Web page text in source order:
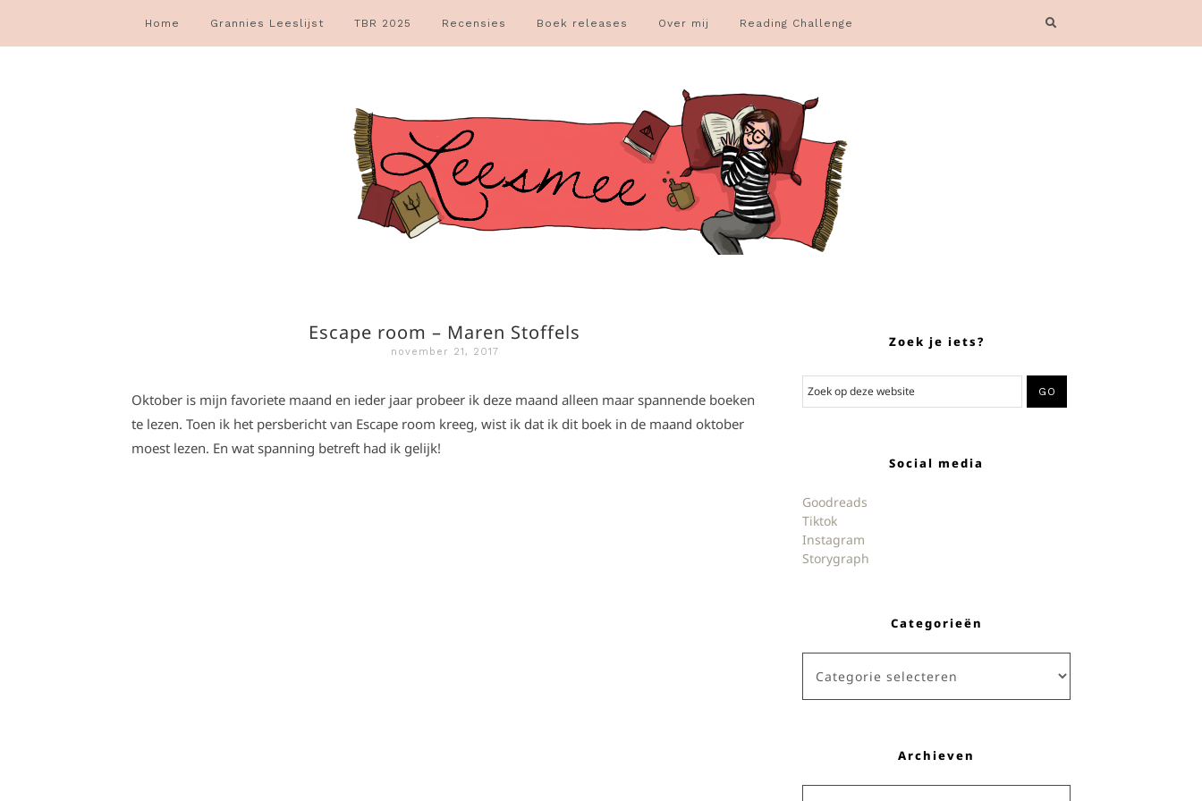
Home Grannies Leeslijst TBR 2025 Recensies Boek releases Over mij Reading Challenge
Escape room – Maren Stoffels
november 21, 2017
Oktober is mijn favoriete maand en ieder jaar probeer ik deze maand alleen maar spannende boeken
te lezen. Toen ik het persbericht van Escape room kreeg, wist ik dat ik dit boek in de maand oktober
moest lezen. En wat spanning betreft had ik gelijk!
Zoek je iets?
Social media
Goodreads
Tiktok
Instagram
Storygraph
Categorieën
Archieven